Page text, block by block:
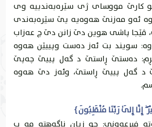
كارێ مووساى ژى سێره‌به‌ندییه‌ وى
ئه‌و مه‌زنێ هه‌وه‌يه‌ يێ سێره‌به‌ندى
ڤێجا پاشى هوين دێ زانن دێ چ عه‌زاب
سويند بت ئه‌ز ده‌ست وپییێن هه‌وه‌
ده‌ستێ ڕاستێ د گه‌ل پییێ چه‌پێ
گه‌ل پییێ ڕاستێ، وئه‌ز دێ هه‌وه‌
فيرعه‌ونى: چو زيان ناگه‌هته‌ مه‌ ب